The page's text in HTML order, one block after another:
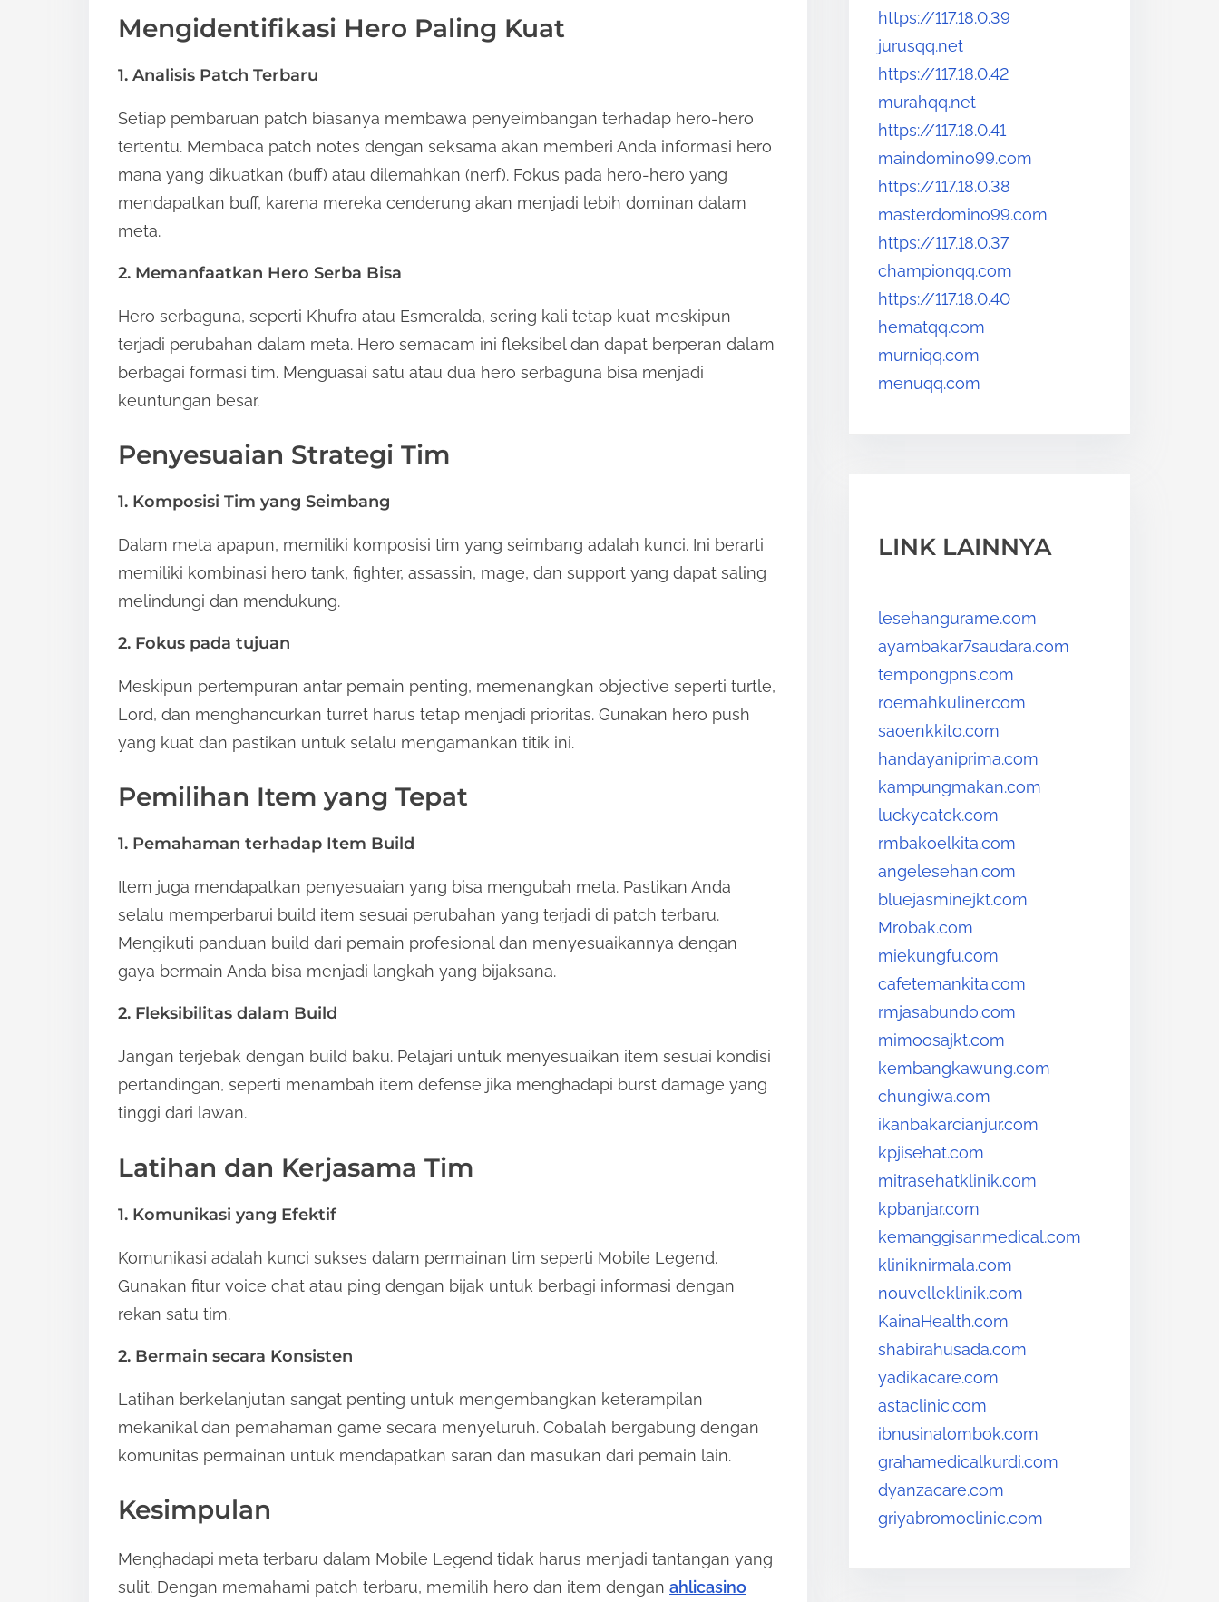
Mengidentifikasi Hero Paling Kuat
1. Analisis Patch Terbaru
Setiap pembaruan patch biasanya membawa penyeimbangan terhadap hero-hero
tertentu. Membaca patch notes dengan seksama akan memberi Anda informasi hero
mana yang dikuatkan (buff) atau dilemahkan (nerf). Fokus pada hero-hero yang
mendapatkan buff, karena mereka cenderung akan menjadi lebih dominan dalam
meta.
2. Memanfaatkan Hero Serba Bisa
Hero serbaguna, seperti Khufra atau Esmeralda, sering kali tetap kuat meskipun
terjadi perubahan dalam meta. Hero semacam ini fleksibel dan dapat berperan dalam
berbagai formasi tim. Menguasai satu atau dua hero serbaguna bisa menjadi
keuntungan besar.
Penyesuaian Strategi Tim
1. Komposisi Tim yang Seimbang
Dalam meta apapun, memiliki komposisi tim yang seimbang adalah kunci. Ini berarti
memiliki kombinasi hero tank, fighter, assassin, mage, dan support yang dapat saling
melindungi dan mendukung.
2. Fokus pada tujuan
Meskipun pertempuran antar pemain penting, memenangkan objective seperti turtle,
Lord, dan menghancurkan turret harus tetap menjadi prioritas. Gunakan hero push
yang kuat dan pastikan untuk selalu mengamankan titik ini.
Pemilihan Item yang Tepat
1. Pemahaman terhadap Item Build
Item juga mendapatkan penyesuaian yang bisa mengubah meta. Pastikan Anda
selalu memperbarui build item sesuai perubahan yang terjadi di patch terbaru.
Mengikuti panduan build dari pemain profesional dan menyesuaikannya dengan
gaya bermain Anda bisa menjadi langkah yang bijaksana.
2. Fleksibilitas dalam Build
Jangan terjebak dengan build baku. Pelajari untuk menyesuaikan item sesuai kondisi
pertandingan, seperti menambah item defense jika menghadapi burst damage yang
tinggi dari lawan.
Latihan dan Kerjasama Tim
1. Komunikasi yang Efektif
Komunikasi adalah kunci sukses dalam permainan tim seperti Mobile Legend.
Gunakan fitur voice chat atau ping dengan bijak untuk berbagi informasi dengan
rekan satu tim.
2. Bermain secara Konsisten
Latihan berkelanjutan sangat penting untuk mengembangkan keterampilan
mekanikal dan pemahaman game secara menyeluruh. Cobalah bergabung dengan
komunitas permainan untuk mendapatkan saran dan masukan dari pemain lain.
Kesimpulan
Menghadapi meta terbaru dalam Mobile Legend tidak harus menjadi tantangan yang
sulit. Dengan memahami patch terbaru, memilih hero dan item dengan ahlicasino
https://117.18.0.39
jurusqq.net
https://117.18.0.42
murahqq.net
https://117.18.0.41
maindomino99.com
https://117.18.0.38
masterdomino99.com
https://117.18.0.37
championqq.com
https://117.18.0.40
hematqq.com
murniqq.com
menuqq.com
LINK LAINNYA
lesehangurame.com
ayambakar7saudara.com
tempongpns.com
roemahkuliner.com
saoenkkito.com
handayaniprima.com
kampungmakan.com
luckycatck.com
rmbakoelkita.com
angelesehan.com
bluejasminejkt.com
Mrobak.com
miekungfu.com
cafetemankita.com
rmjasabundo.com
mimoosajkt.com
kembangkawung.com
chungiwa.com
ikanbakarcianjur.com
kpjisehat.com
mitrasehatklinik.com
kpbanjar.com
kemanggisanmedical.com
kliniknirmala.com
nouvelleklinik.com
KainaHealth.com
shabirahusada.com
yadikacare.com
astaclinic.com
ibnusinalombok.com
grahamedicalkurdi.com
dyanzacare.com
griyabromoclinic.com